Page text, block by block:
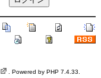
. Powered by PHP 7.4.33.